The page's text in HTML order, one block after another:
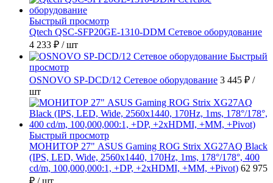
Быстрый просмотр
Qtech QSC-SFP20GE-1310-DDM Сетевое оборудование
4 233 ₽ / шт
Быстрый
просмотр
OSNOVO SP-DCD/12 Сетевое оборудование 3 445 ₽ /
шт
Быстрый просмотр
МОНИТОР 27" ASUS Gaming ROG Strix XG27AQ Black
(IPS, LED, Wide, 2560x1440, 170Hz, 1ms, 178°/178°, 400
cd/m, 100,000,000:1, +DP, +2хHDMI, +MM, +Pivot) 62 975
₽ / шт